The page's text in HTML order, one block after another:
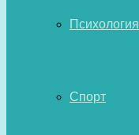
Психология
Спорт